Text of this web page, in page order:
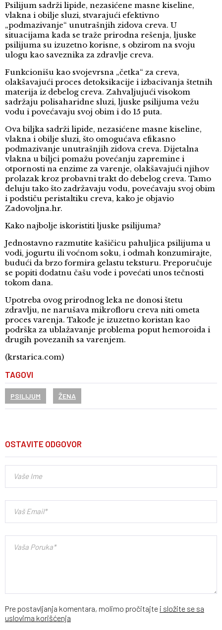
Psilijum sadrži lipide, nezasićene masne kiseline,
vlakna i obilje sluzi, stvarajući efektivno
„podmazivanje“ unutrašnjih zidova creva. U
situacijama kada se traže prirodna rešenja, ljuske
psilijuma su izuzetno korisne, s obzirom na svoju
ulogu kao saveznika za zdravlje creva.
Funkcionišu kao svojevrsna „četka“ za creva,
olakšavajući proces detoksikacije i izbacivanja štetnih
materija iz debelog creva. Zahvaljujući visokom
sadržaju polisaharidne sluzi, ljuske psilijuma vežu
vodu i povećavaju svoj obim i do 15 puta.
Ova biljka sadrži lipide, nezasićene masne kiseline,
vlakna i obilje sluzi, što omogućava efikasno
podmazivanje unutrašnjih zidova creva. Dijetalna
vlakna u biljci pomažu povećanju zapremine i
otpornosti na enzime za varenje, olakšavajući njihov
prolazak kroz probavni trakt do debelog creva. Tamo
deluju tako što zadržavaju vodu, povećavaju svoj obim
i podstiču peristaltiku creva, kako je objavio
Zadovoljna.hr.
Kako najbolje iskoristiti ljuske psilijuma?
Jednostavno razmutite kašičicu pahuljica psilijuma u
vodi, jogurtu ili voćnom soku, i odmah konzumirajte,
budući da brzo formira gelastu teksturu. Preporučuje
se popiti dodatnu čašu vode i povećati unos tečnosti
tokom dana.
Upotreba ovog prirodnog leka ne donosi štetu
zdravlju, ne narušava mikrofloru creva niti ometa
proces varenja. Takođe je izuzetno koristan kao
podrška za ublažavanje problema poput hemoroida i
drugih povezanih sa varenjem.
(krstarica.com)
TAGOVI
PSILIJUM ŽENA
OSTAVITE ODGOVOR
Pre postavljanja komentara, molimo pročitajte i složite se sa
uslovima korišćenja